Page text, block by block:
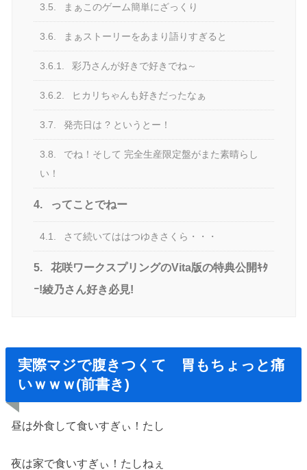
3.5. まぁこのゲーム簡単にざっくり
3.6. まぁストーリーをあまり語りすぎると
3.6.1. 彩乃さんが好きで好きでね～
3.6.2. ヒカリちゃんも好きだったなぁ
3.7. 発売日は ? というとー！
3.8.
でね！そして 完全生産限定盤がまた素晴らし
い！
4. ってことでねー
4.1. さて続いてははつゆきさくら・・・
5.
花咲ワークスプリングのVita版の特典公開ｷﾀ
ｰ!綾乃さん好き必見!
実際マジで腹きつくて 胃もちょっと痛
いｗｗｗ(前書き)
昼は外食して食いすぎぃ！たし
夜は家で食いすぎぃ！たしねぇ